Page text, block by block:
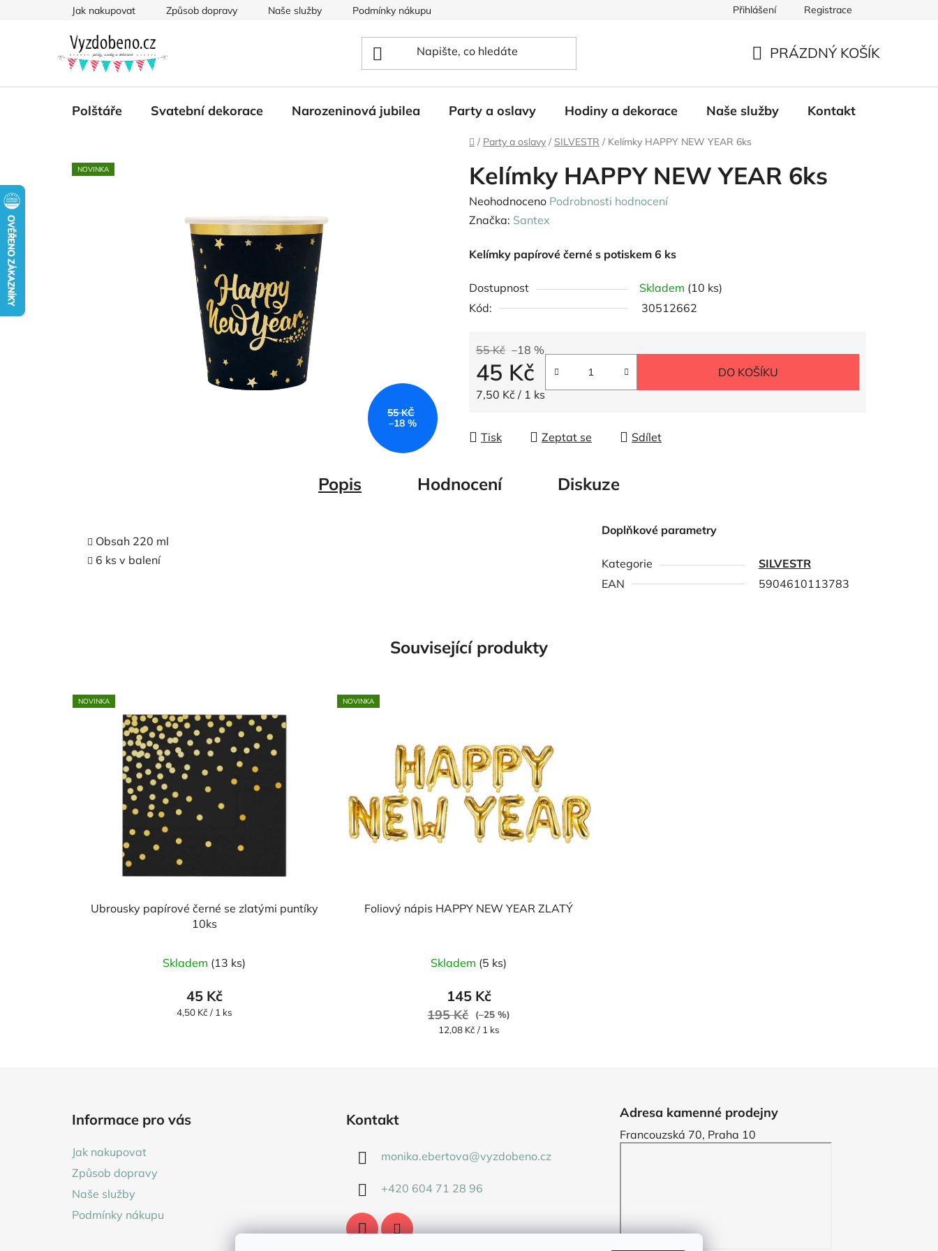
Jak nakupovat Způsob dopravy Naše služby Podmínky nákupu Přihlášení Registrace
KOŠÍK
PRÁZDNÝ KOŠÍK
Polštáře Svatební dekorace Narozeninová jubilea Party a oslavy Hodiny a dekorace Naše služby Kontakt
Domů
/ Party a oslavy / SILVESTR / Kelímky HAPPY NEW YEAR 6ks
Kelímky HAPPY NEW YEAR 6ks
Průměrné
hodnocení
je
z
5
Neohodnoceno Podrobnosti hodnocení
Značka: Santex
Kelímky papírové černé s potiskem 6 ks
Dostupnost Skladem (10 ks)
Kód:
30512662
55 Kč –18 %
45 Kč
Měrná cena:
7,50 Kč / 1 ks
DO KOŠÍKU
Tisk Zeptat se Sdílet
NOVINKA
55 KČ
–18 %
Popis Hodnocení Diskuze
Obsah 220 ml
6 ks v balení
Doplňkové parametry
Kategorie
SILVESTR
EAN
5904610113783
Související produkty
NOVINKA
Ubrousky papírové černé se zlatými puntíky
10ks
Skladem (13 ks)
45 Kč
Měrná
4,50 Kč / 1 ks
NOVINKA
Foliový nápis HAPPY NEW YEAR ZLATÝ
Skladem (5 ks)
145 Kč
195 Kč
(–25 %)
Měrná
12,08 Kč / 1 ks
Informace pro vás
Jak nakupovat
Způsob dopravy
Naše služby
Podmínky nákupu
Kontakt
monika.ebertova@vyzdobeno.cz
+420 604 71 28 96
Adresa kamenné prodejny
Francouzská 70, Praha 10